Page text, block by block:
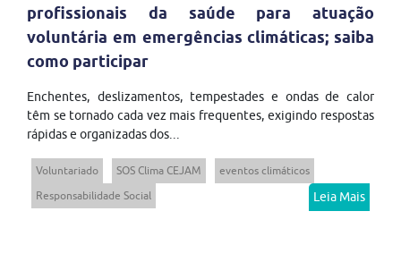
profissionais da saúde para atuação
voluntária em emergências climáticas; saiba
como participar
Enchentes, deslizamentos, tempestades e ondas de calor
têm se tornado cada vez mais frequentes, exigindo respostas
rápidas e organizadas dos...
Voluntariado SOS Clima CEJAM
eventos climáticos
Responsabilidade Social
Leia Mais